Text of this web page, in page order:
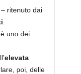
ritenuto dai
uno dei
elevata
poi, delle